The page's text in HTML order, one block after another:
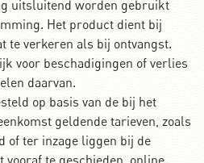
uitsluitend worden gebruikt
Het product dient bij
te verkeren als bij ontvangst.
voor beschadigingen of verlies
daarvan.
op basis van de bij het
geldende tarieven, zoals
of ter inzage liggen bij de
te geschieden, online,